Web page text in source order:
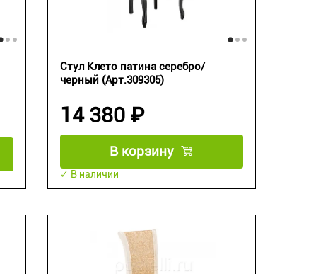
Стул Клето патина серебро/
черный (Арт.309305)
14 380 ₽
В корзину
✓ В наличии